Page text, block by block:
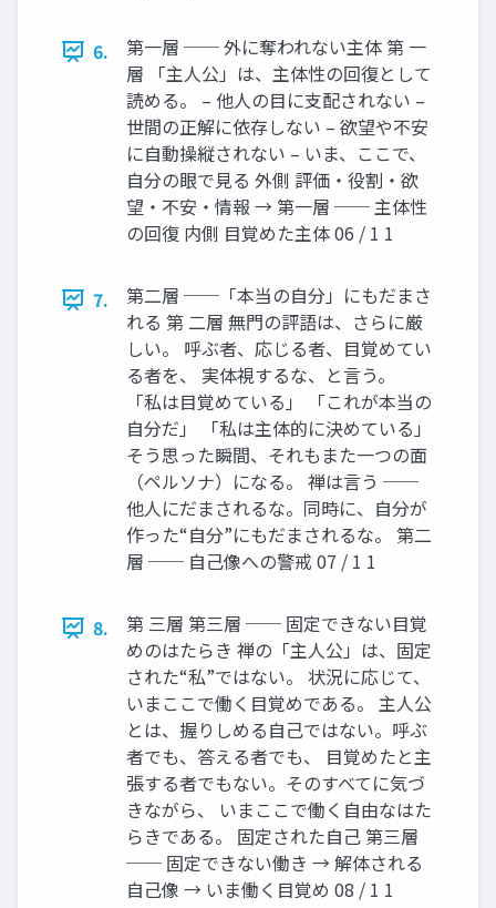
6.
第一層 ── 外に奪われない主体 第 一
層 「主人公」は、主体性の回復として
読める。 – 他人の目に支配されない –
世間の正解に依存しない – 欲望や不安
に自動操縦されない – いま、ここで、
自分の眼で見る 外側 評価・役割・欲
望・不安・情報 → 第一層 ── 主体性
の回復 内側 目覚めた主体 06 / 1 1
7.
第二層 ──「本当の自分」にもだまさ
れる 第 二層 無門の評語は、さらに厳
しい。 呼ぶ者、応じる者、目覚めてい
る者を、 実体視するな、と言う。
「私は目覚めている」 「これが本当の
自分だ」 「私は主体的に決めている」
そう思った瞬間、それもまた一つの面
（ペルソナ）になる。 禅は言う ──
他人にだまされるな。同時に、自分が
作った“自分”にもだまされるな。 第二
層 ── 自己像への警戒 07 / 1 1
8.
第 三層 第三層 ── 固定できない目覚
めのはたらき 禅の「主人公」は、固定
された“私”ではない。 状況に応じて、
いまここで働く目覚めである。 主人公
とは、握りしめる自己ではない。呼ぶ
者でも、答える者でも、 目覚めたと主
張する者でもない。そのすべてに気づ
きながら、 いまここで働く自由なはた
らきである。 固定された自己 第三層
── 固定できない働き → 解体される
自己像 → いま働く目覚め 08 / 1 1